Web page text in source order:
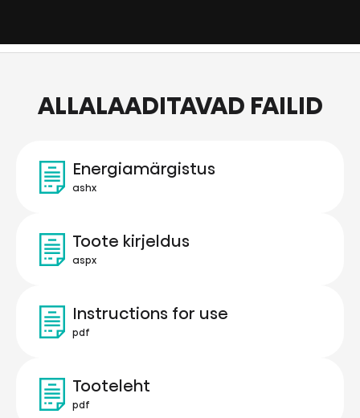
ALLALAADITAVAD FAILID
Energiamärgistus
ashx
Toote kirjeldus
aspx
Instructions for use
pdf
Tooteleht
pdf